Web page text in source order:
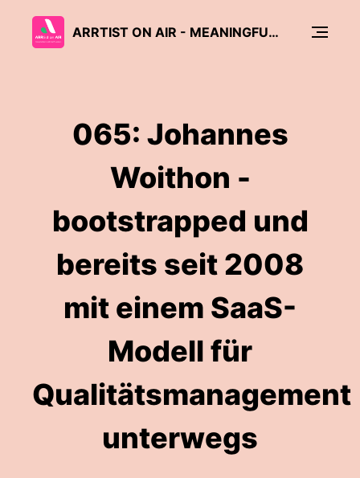
ARRTIST ON AIR - MEANINGFUL CONVERSATIONS WITH SOFTWARE & AI LEADERS
065: Johannes
Woithon -
bootstrapped und
bereits seit 2008
mit einem SaaS-
Modell für
Qualitätsmanagement
unterwegs